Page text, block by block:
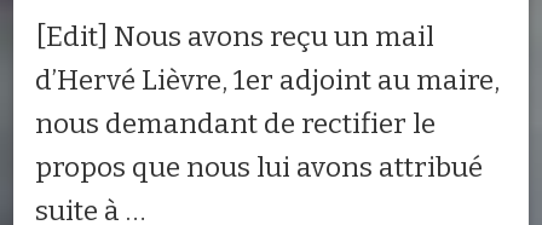
[Edit] Nous avons reçu un mail
d’Hervé Lièvre, 1er adjoint au maire,
nous demandant de rectifier le
propos que nous lui avons attribué
suite à …